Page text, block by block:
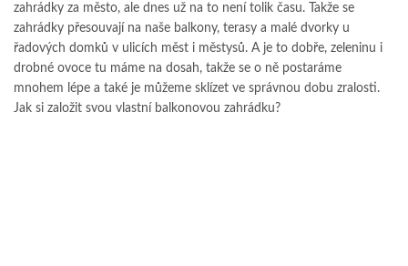
zahrádky za město, ale dnes už na to není tolik času. Takže se
zahrádky přesouvají na naše balkony, terasy a malé dvorky u
řadových domků v ulicích měst i městysů. A je to dobře, zeleninu i
drobné ovoce tu máme na dosah, takže se o ně postaráme
mnohem lépe a také je můžeme sklízet ve správnou dobu zralosti.
Jak si založit svou vlastní balkonovou zahrádku?